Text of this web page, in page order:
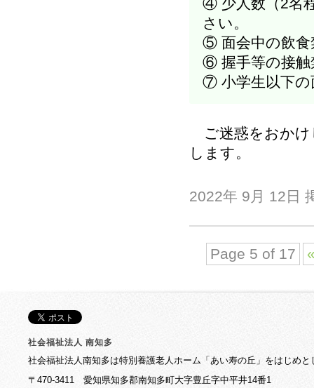
④ 少人数（2名
さい。
⑤ 面会中の飲食
⑥ 握手等の接
⑦ 小学生以下の
ご迷惑をおかけ
します。
2022年 9月 12日
Page 5 of 17
社会福祉法人 南知多
社会福祉法人南知多は特別養護老人ホーム「あい寿の丘」をはじめ
〒470-3411 愛知県知多郡南知多町大字豊丘字中平井14番1